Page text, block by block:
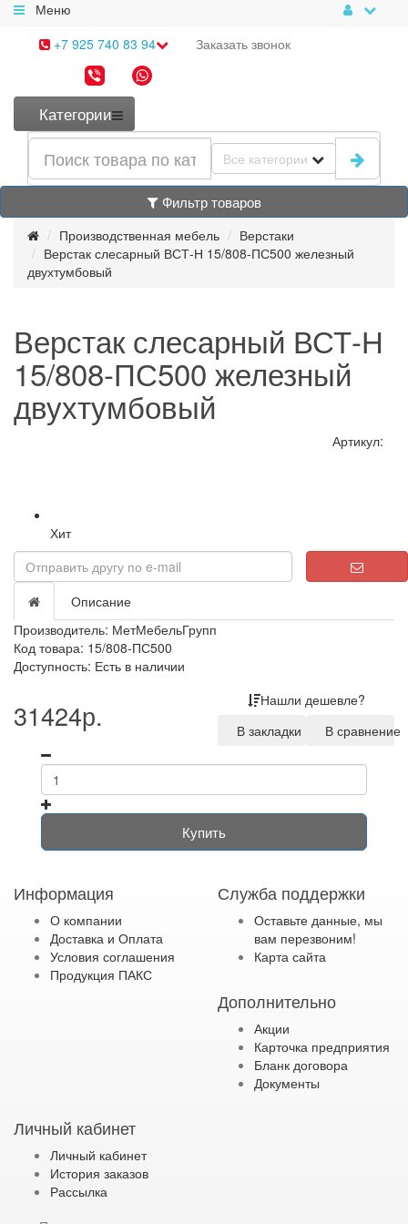
Меню
+7 925 740 83 94
Заказать звонок
Категории
Все категории
Фильтр товаров
Производственная мебель
Верстаки
Верстак слесарный ВСТ-Н 15/808-ПС500 железный
двухтумбовый
Верстак слесарный ВСТ-Н
15/808-ПС500 железный
двухтумбовый
Артикул:
Loading...
Хит
Описание
Производитель: МетМебельГрупп
Код товара: 15/808-ПС500
Доступность: Есть в наличии
31424р.
Нашли дешевле?
В закладки
В сравнение
Купить
Информация
О компании
Доставка и Оплата
Условия соглашения
Продукция ПАКС
Служба поддержки
Оставьте данные, мы
вам перезвоним!
Карта сайта
Дополнительно
Акции
Карточка предприятия
Бланк договора
Документы
Личный кабинет
Личный кабинет
История заказов
Рассылка